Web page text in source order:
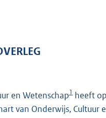
o
t
e
en Wetenschap1 heeft
van Onderwijs, Cultuur